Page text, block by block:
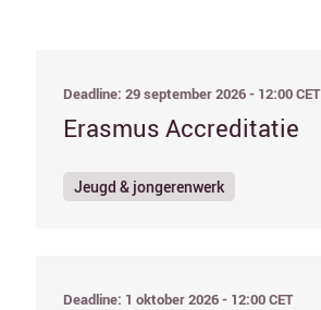
Deadline: 29 september 2026 - 12:00 CET
Erasmus Accreditatie
Jeugd & jongerenwerk
Deadline: 1 oktober 2026 - 12:00 CET